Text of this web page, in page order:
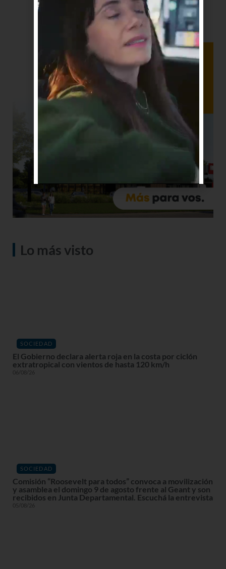
Lo más visto
SOCIEDAD
El Gobierno declara alerta roja en la costa por ciclón
extratropical con vientos de hasta 120 km/h
06/08/26
SOCIEDAD
Comisión “Roosevelt para todos” convoca a movilización
y asamblea el domingo 9 de agosto frente al Geant y son
recibidos en Junta Departamental. Escuchá la entrevista
05/08/26